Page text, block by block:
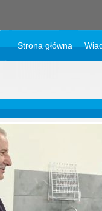
Strona główna